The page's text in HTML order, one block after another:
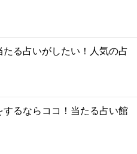
る占いがしたい！人気の占
るならココ！当たる占い館